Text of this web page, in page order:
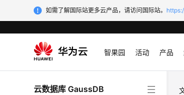
如需了解国际站更多云产品，请访问国际站。
智果园 活动 产品
云数据库 GaussDB